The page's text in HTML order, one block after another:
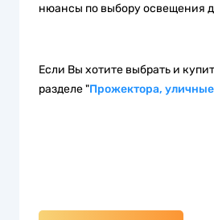
нюансы по выбору освещения
Если Вы хотите выбрать и
разделе "Прожектора,